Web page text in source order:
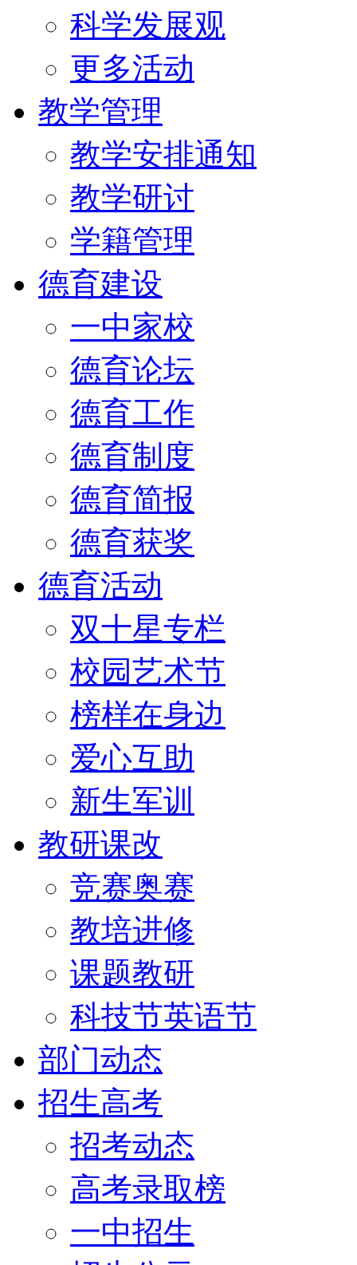
科学发展观
更多活动
教学管理
教学安排通知
教学研讨
学籍管理
德育建设
一中家校
德育论坛
德育工作
德育制度
德育简报
德育获奖
德育活动
双十星专栏
校园艺术节
榜样在身边
爱心互助
新生军训
教研课改
竞赛奥赛
教培进修
课题教研
科技节英语节
部门动态
招生高考
招考动态
高考录取榜
一中招生